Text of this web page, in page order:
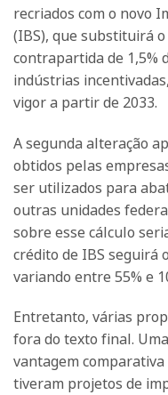
recriados com o novo
(IBS), que substituirá
contrapartida de 1,5%
indústrias
vigor a partir de 2033.
A segunda alteração
obtidos pelas
ser utilizados para
outras unidades
sobre esse cálculo
crédito de IBS seguirá
variando entre 55% e
Entretanto, várias
fora do texto final.
vantagem
tiveram projetos de